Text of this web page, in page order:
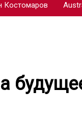
Костомаров